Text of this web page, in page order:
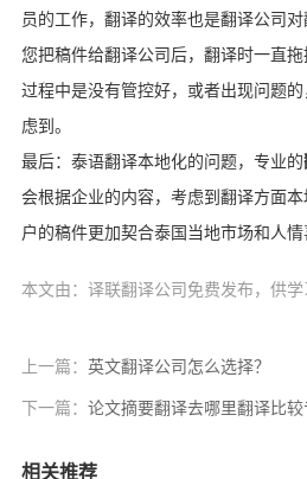
员的工作，翻译的效率也是翻译公司
您把稿件给翻译公司后，翻译时一直
过程中是没有管控好，或者出现问题
虑到。
最后：泰语翻译本地化的问题，专业的
会根据企业的内容，考虑到翻译方面
户的稿件更加契合泰国当地市场和人情
本文由：译联翻译公司免费发布，供学
上一篇： 英文翻译公司怎么选择？
下一篇： 论文摘要翻译去哪里翻译比较
相关推荐